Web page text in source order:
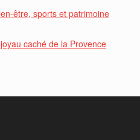
être, sports et patrimoine
caché de la Provence